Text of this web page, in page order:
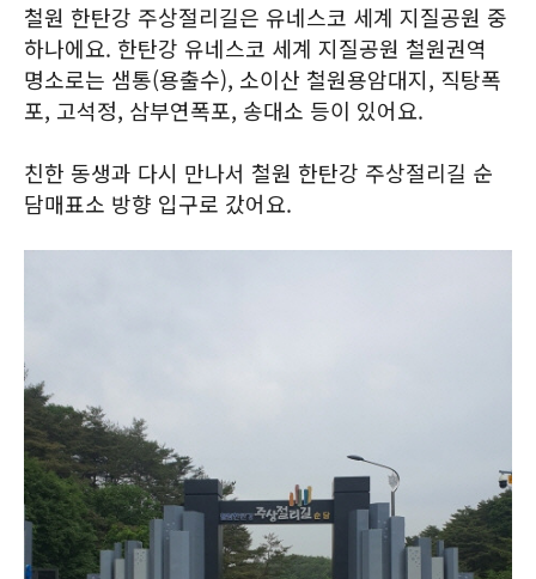
철원 한탄강 주상절리길은 유네스코 세계 지질공원 중
하나에요. 한탄강 유네스코 세계 지질공원 철원권역
명소로는 샘통(용출수), 소이산 철원용암대지, 직탕폭
포, 고석정, 삼부연폭포, 송대소 등이 있어요.
친한 동생과 다시 만나서 철원 한탄강 주상절리길 순
담매표소 방향 입구로 갔어요.